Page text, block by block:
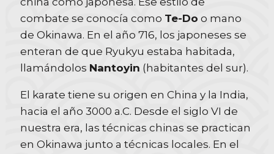
combate se conocía como Te-Do o mano
de Okinawa. En el año 716, los japoneses se
enteran de que Ryukyu estaba habitada,
llamándolos Nantoyin (habitantes del sur).
El karate tiene su origen en China y la India,
hacia el año 3000 a.C. Desde el siglo VI de
nuestra era, las técnicas chinas se practican
en Okinawa junto a técnicas locales. En el